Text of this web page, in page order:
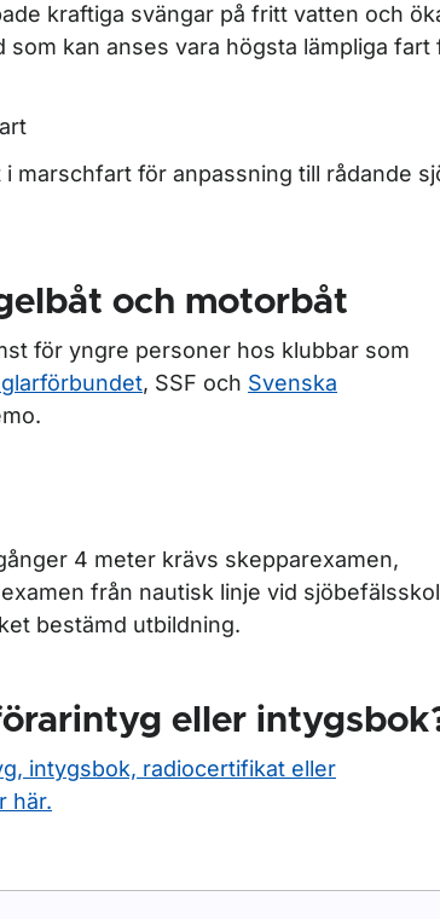
kraftiga svängar på fritt vatten och
som kan anses vara högsta lämpliga fart
marschfart för anpassning till rådande
och motorbåt
för yngre personer hos klubbar som
, SSF och Svenska
4 meter krävs skepparexamen,
från nautisk linje vid
bestämd utbildning.
eller
intygsbok, radiocertifikat eller
här.